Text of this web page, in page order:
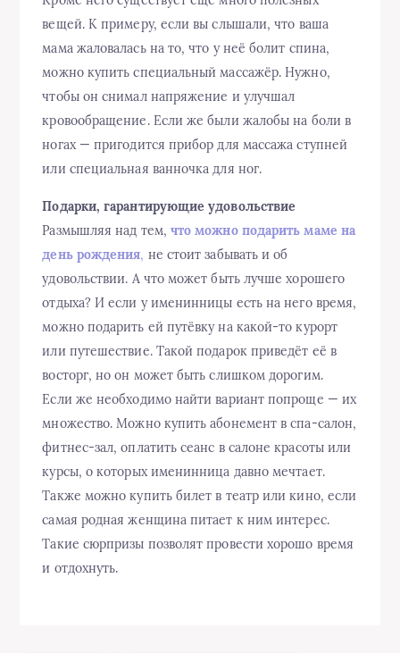
вещей. К примеру, если вы слышали, что ваша
мама жаловалась на то, что у неё болит спина,
можно купить специальный массажёр. Нужно,
чтобы он снимал напряжение и улучшал
кровообращение. Если же были жалобы на боли в
ногах — пригодится прибор для массажа ступней
или специальная ванночка для ног.
Подарки, гарантирующие удовольствие
Размышляя над тем, что можно подарить маме на
день рождения, не стоит забывать и об
удовольствии. А что может быть лучше хорошего
отдыха? И если у именинницы есть на него время,
можно подарить ей путёвку на какой-то курорт
или путешествие. Такой подарок приведёт её в
восторг, но он может быть слишком дорогим.
Если же необходимо найти вариант попроще — их
множество. Можно купить абонемент в спа-салон,
фитнес-зал, оплатить сеанс в салоне красоты или
курсы, о которых именинница давно мечтает.
Также можно купить билет в театр или кино, если
самая родная женщина питает к ним интерес.
Такие сюрпризы позволят провести хорошо время
и отдохнуть.